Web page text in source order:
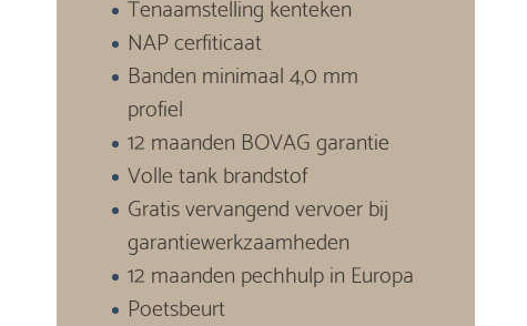
NAP cerfiticaat
Banden minimaal 4,0 mm
profiel
12 maanden BOVAG garantie
Volle tank brandstof
Gratis vervangend vervoer bij
garantiewerkzaamheden
12 maanden pechhulp in Europa
Poetsbeurt